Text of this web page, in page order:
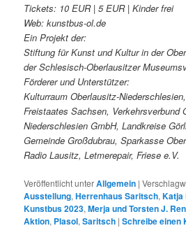
Tickets: 10 EUR | 5 EUR | Kinder frei
Web: kunstbus-ol.de
Ein Projekt der:
Stiftung für Kunst und Kultur in der
der Schlesisch-Oberlausitzer
Förderer und Unterstützer:
Kulturraum Oberlausitz-
Freistaates Sachsen, Verkehrsverbund
Niederschlesien GmbH, Landkreise
Gemeinde Großdubrau, Sparkasse
Radio Lausitz, Letmerepair, Friese e.V.
Veröffentlicht unterAllgemein |
Ausstellung,Herrenhaus Saritsch,Katja
Kunstbus 2023,Merja und Torsten J.
Aktion, Plasol,Saritsch |Schreibe einen